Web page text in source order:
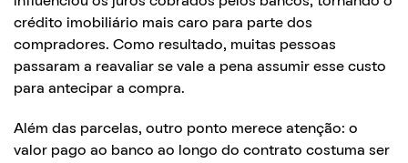
crédito imobiliário mais caro para parte dos
compradores. Como resultado, muitas pessoas
passaram a reavaliar se vale a pena assumir esse custo
para antecipar a compra.
Além das parcelas, outro ponto merece atenção: o
valor pago ao banco ao longo do contrato costuma ser